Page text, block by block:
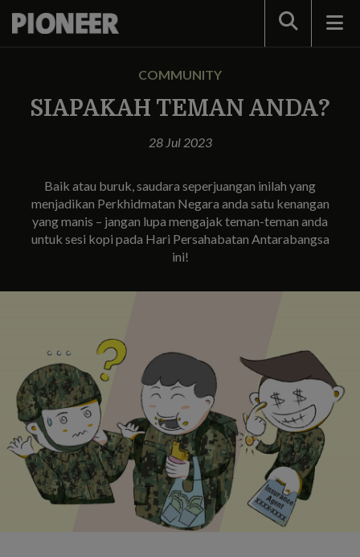
Search
COMMUNITY
SIAPAKAH TEMAN ANDA?
28 Jul 2023
Baik atau buruk, saudara seperjuangan inilah yang
menjadikan Perkhidmatan Negara anda satu kenangan
yang manis – jangan lupa mengajak teman-teman anda
untuk sesi kopi pada Hari Persahabatan Antarabangsa
ini!